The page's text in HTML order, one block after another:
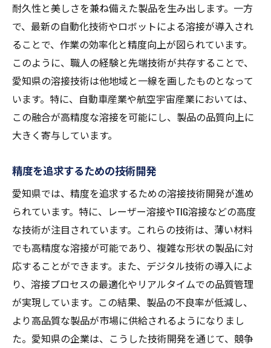
耐久性と美しさを兼ね備えた製品を生み出します。一方
で、最新の自動化技術やロボットによる溶接が導入され
ることで、作業の効率化と精度向上が図られています。
このように、職人の経験と先端技術が共存することで、
愛知県の溶接技術は他地域と一線を画したものとなって
います。特に、自動車産業や航空宇宙産業においては、
この融合が高精度な溶接を可能にし、製品の品質向上に
大きく寄与しています。
精度を追求するための技術開発
愛知県では、精度を追求するための溶接技術開発が進め
られています。特に、レーザー溶接やTIG溶接などの高度
な技術が注目されています。これらの技術は、薄い材料
でも高精度な溶接が可能であり、複雑な形状の製品に対
応することができます。また、デジタル技術の導入によ
り、溶接プロセスの最適化やリアルタイムでの品質管理
が実現しています。この結果、製品の不良率が低減し、
より高品質な製品が市場に供給されるようになりまし
た。愛知県の企業は、こうした技術開発を通じて、競争